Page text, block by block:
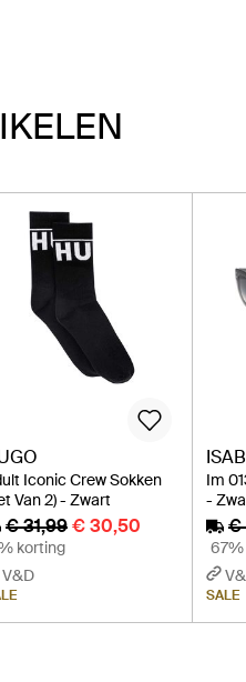
Iconic Crew Sokken
Van 2) - Zwart
€ 31,99€ 30,50
korting
V&D
Im
-
€
SALE